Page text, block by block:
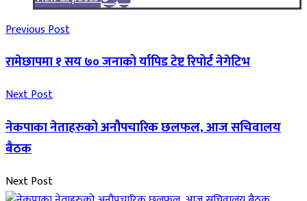
Previous Post
रामेछापमा १ सय ७० जनाको र्यापिड टेष्ट रिपोर्ट नेगेटिभ
Next Post
नेकपाका नेताहरुको अनौपचारिक छलफल, आज सचिवालय
बैठक
Next Post